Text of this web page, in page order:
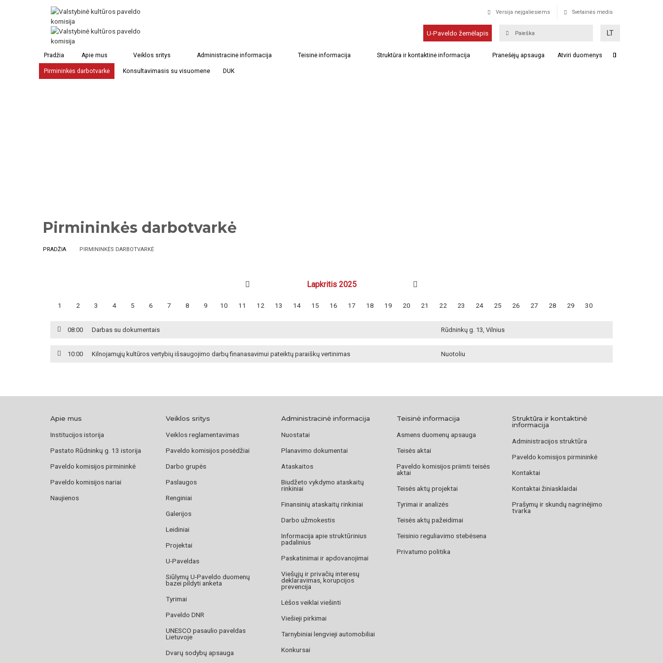
Versija neįgaliesiems Svetainės medis
U-Paveldo žemėlapis LT
Pradžia Apie mus Veiklos sritys Administracinė informacija Teisinė informacija Struktūra ir kontaktinė informacija Pranešėjų apsauga Atviri duomenys
Pirmininkės darbotvarkė Konsultavimasis su visuomene DUK
Pirmininkės darbotvarkė
PRADŽIA PIRMININKĖS DARBOTVARKĖ
Lapkritis 2025
1 2 3 4 5 6 7 8 9 10 11 12 13 14 15 16 17 18 19 20 21 22 23 24 25 26 27 28 29 30
08:00 Darbas su dokumentais Rūdninkų g. 13, Vilnius
10:00 Kilnojamųjų kultūros vertybių išsaugojimo darbų finanasavimui pateiktų paraiškų vertinimas Nuotoliu
Apie mus
Institucijos istorija
Pastato Rūdninkų g. 13 istorija
Paveldo komisijos pirmininkė
Paveldo komisijos nariai
Naujienos
Veiklos sritys
Veiklos reglamentavimas
Paveldo komisijos posėdžiai
Darbo grupės
Paslaugos
Renginiai
Galerijos
Leidiniai
Projektai
U-Paveldas
Siūlymų U-Paveldo duomenų
bazei pildyti anketa
Tyrimai
Paveldo DNR
UNESCO pasaulio paveldas
Lietuvoje
Dvarų sodybų apsauga
Administracinė informacija
Nuostatai
Planavimo dokumentai
Ataskaitos
Biudžeto vykdymo ataskaitų
rinkiniai
Finansinių ataskaitų rinkiniai
Darbo užmokestis
Informacija apie struktūrinius
padalinius
Paskatinimai ir apdovanojimai
Viešųjų ir privačių interesų
deklaravimas, korupcijos
prevencija
Lėšos veiklai viešinti
Viešieji pirkimai
Tarnybiniai lengvieji automobiliai
Konkursai
Teisinė informacija
Asmens duomenų apsauga
Teisės aktai
Paveldo komisijos priimti teisės
aktai
Teisės aktų projektai
Tyrimai ir analizės
Teisės aktų pažeidimai
Teisinio reguliavimo stebėsena
Privatumo politika
Struktūra ir kontaktinė
informacija
Administracijos struktūra
Paveldo komisijos pirmininkė
Kontaktai
Kontaktai žiniasklaidai
Prašymų ir skundų nagrinėjimo
tvarka